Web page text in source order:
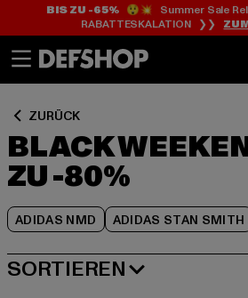
Zum
Inhalt
Zum
BIS ZU -65%😲💥 Summer Sale
RABATTESKALATION ❯❯
ZURÜCK
BLACK
ZU -80%
ADIDAS NMD ADIDAS STAN SMITH
Zum
SORTIEREN
BELIEBTESTE